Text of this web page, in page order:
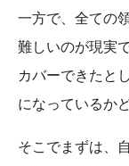
一方で、全ての
難しいのが現実
カバーできたと
になっているか
そこでまずは、